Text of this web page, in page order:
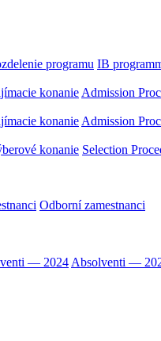
programu IB
konanie Admission
konanie Admission
konanie Selection
Odborní zamestnanci
— 2024 Absolventi —